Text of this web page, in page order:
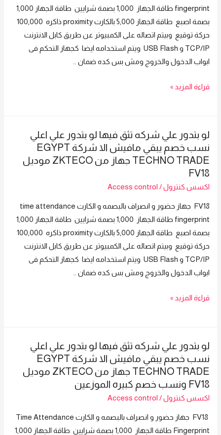
fingerprint طاقة الجهاز 1,000 بصمة شرايين طاقة الجهاز 1,000
بصمة اصبع طاقة الجهاز 5,000 بالكارت proximity ذاكره 100,000
حركة توقيع وبيتم اتصاله على الكمبيوتر عن طريق كابل الانترنت
TCP/IP و USB Flash ويتم استخدامه ايضا كجهاز التحكم فى
ابواب الدخول والخروج ومش بس كده ضمان
لو
تثق
فيها
لو
بتدور
اعلي
نسب
خصم
يبقي
مافيش
الا
Egypt
من
ZKTeco
موديل
قراءة المزيد »
لو بتدور علي شركه تثق فيها لو بتدور علي اعلي
نسب خصم يبقي مافيش الا شركة EGYPT
TECHNO TRADE جهاز من ZKTECO موديل
FV18
اكسس كنترول/
Access control
FV18 جهاز حضور و انصراف بالبصمه و الكارت time attendance
fingerprint طاقة الجهاز 1,000 بصمة شرايين طاقة الجهاز 1,000
بصمة اصبع طاقة الجهاز 5,000 بالكارت proximity ذاكره 100,000
حركة توقيع وبيتم اتصاله على الكمبيوتر عن طريق كابل الانترنت
TCP/IP و USB Flash ويتم استخدامه ايضا كجهاز التحكم فى
ابواب الدخول والخروج ومش بس كده ضمان
لو
تثق
فيها
لو
بتدور
اعلي
نسب
قراءة المزيد »
لو بتدور علي شركه تثق فيها لو بتدور علي اعلي
نسب خصم يبقي مافيش الا شركة EGYPT
TECHNO TRADE جهاز من ZKTECO موديل
FV18 ونسب خصم كبيره الموزعين
اكسس كنترول/
Access control
FV18 جهاز حضور و انصراف بالبصمه و الكارت Time Attendance
Fingerprint طاقة الجهاز 1,000 بصمة شرايين طاقة الجهاز 1,000